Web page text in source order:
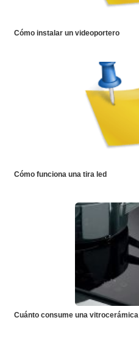
Cómo instalar un videoportero
Cómo funciona una tira led
Cuánto consume una vitrocerámica